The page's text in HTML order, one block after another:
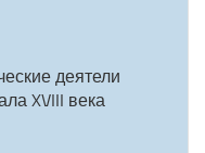
деятели
XVIII века